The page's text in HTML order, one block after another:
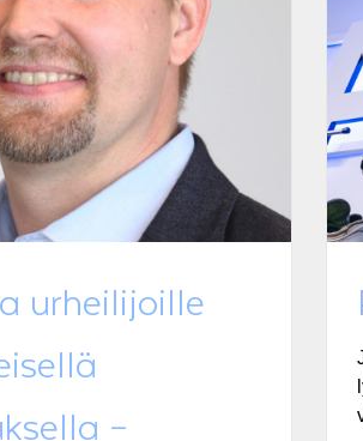
urheilijoille
–